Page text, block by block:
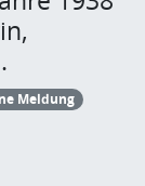
Meldung